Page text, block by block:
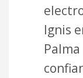
Ignis